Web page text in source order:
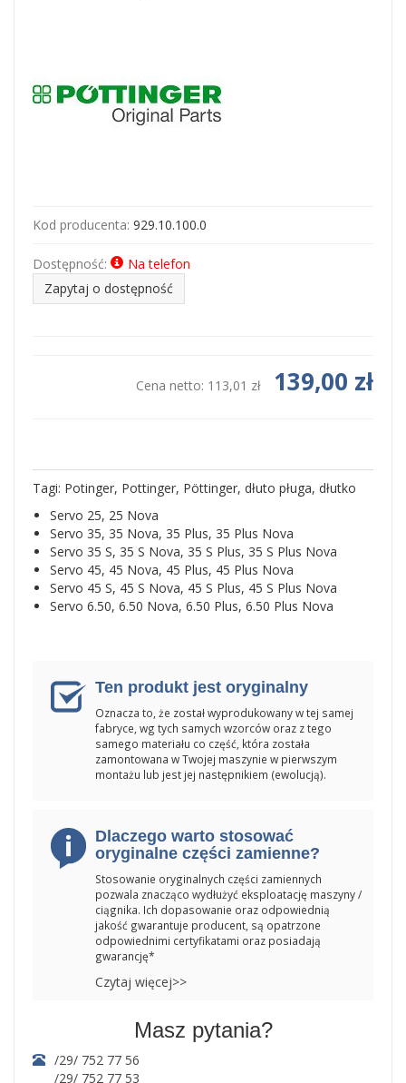
Kod producenta: 929.10.100.0
Dostępność:
Na telefon
Zapytaj o dostępność
Cena netto: 113,01 zł 139,00 zł
Tagi: Potinger, Pottinger, Pöttinger, dłuto pługa, dłutko
Servo 25, 25 Nova
Servo 35, 35 Nova, 35 Plus, 35 Plus Nova
Servo 35 S, 35 S Nova, 35 S Plus, 35 S Plus Nova
Servo 45, 45 Nova, 45 Plus, 45 Plus Nova
Servo 45 S, 45 S Nova, 45 S Plus, 45 S Plus Nova
Servo 6.50, 6.50 Nova, 6.50 Plus, 6.50 Plus Nova
Ten produkt jest oryginalny
Oznacza to, że został wyprodukowany w tej samej
fabryce, wg tych samych wzorców oraz z tego
samego materiału co część, która została
zamontowana w Twojej maszynie w pierwszym
montażu lub jest jej następnikiem (ewolucją).
Dlaczego warto stosować
oryginalne części zamienne?
Stosowanie oryginalnych części zamiennych
pozwala znacząco wydłużyć eksploatację maszyny /
ciągnika. Ich dopasowanie oraz odpowiednią
jakość gwarantuje producent, są opatrzone
odpowiednimi certyfikatami oraz posiadają
gwarancję*
Czytaj więcej>>
Masz pytania?
/29/ 752 77 56
/29/ 752 77 53